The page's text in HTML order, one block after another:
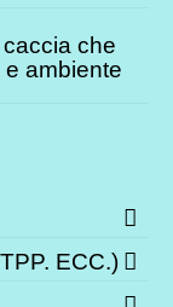
che
ambiente
ECC.)